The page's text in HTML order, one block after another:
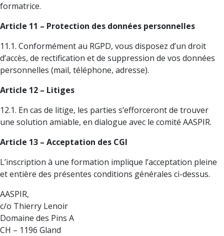
formatrice.
Article 11 – Protection des données personnelles
11.1. Conformément au RGPD, vous disposez d’un droit
d’accès, de rectification et de suppression de vos données
personnelles (mail, téléphone, adresse).
Article 12 – Litiges
12.1. En cas de litige, les parties s’efforceront de trouver
une solution amiable, en dialogue avec le comité AASPIR.
Article 13 – Acceptation des CGI
L’inscription à une formation implique l’acceptation pleine
et entière des présentes conditions générales ci-dessus.
AASPIR,
c/o Thierry Lenoir
Domaine des Pins A
CH – 1196 Gland